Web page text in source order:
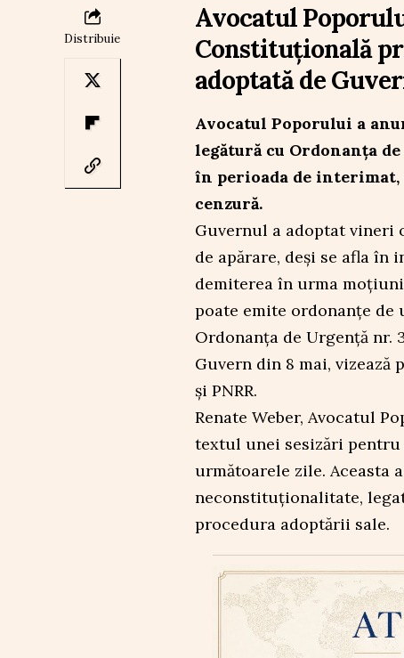
Distribuie
Avocatul
Constituțională
adoptată de
Avocatul Poporului a
legătură cu Ordonanța
în perioada de interimat,
cenzură.
Guvernul a adoptat
de apărare, deși se afla
demiterea în urma
poate emite ordonanțe
Ordonanța de Urgență nr.
Guvern din 8 mai, vizează
și PNRR.
Renate Weber, Avocatul
textul unei sesizări
următoarele zile. Aceasta
neconstituționalitate,
procedura adoptării sale.